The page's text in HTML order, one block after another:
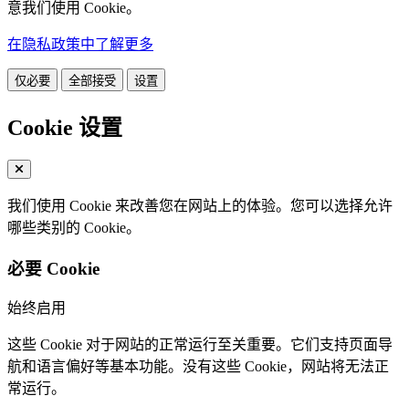
意我们使用 Cookie。
在隐私政策中了解更多
仅必要 全部接受 设置
Cookie 设置
我们使用 Cookie 来改善您在网站上的体验。您可以选择允许
哪些类别的 Cookie。
必要 Cookie
始终启用
这些 Cookie 对于网站的正常运行至关重要。它们支持页面导
航和语言偏好等基本功能。没有这些 Cookie，网站将无法正
常运行。